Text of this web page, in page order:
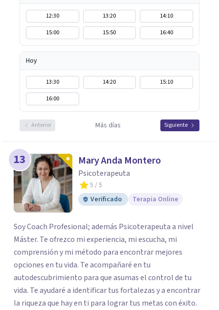
12:30 13:20
14:10
15:00
15:50 16:40
Hoy
13:30 14:20
15:10
16:00
Anterior Más días Siguiente
13 Mary Anda Montero
Psicoterapeuta
5 / 5
Verificado
Terapia Online
Soy Coach Profesional; además Psicoterapeuta a nivel
Máster. Te ofrezco mi experiencia, mi escucha, mi
comprensión y mi método para encontrar mejores
opciones en tu vida. Te acompañaré en tu
autodescubrimiento para que asumas el control de tu
vida. Te ayudaré a identificar tus fortalezas y a encontrar
la riqueza que hay en ti para lograr tus metas con éxito.